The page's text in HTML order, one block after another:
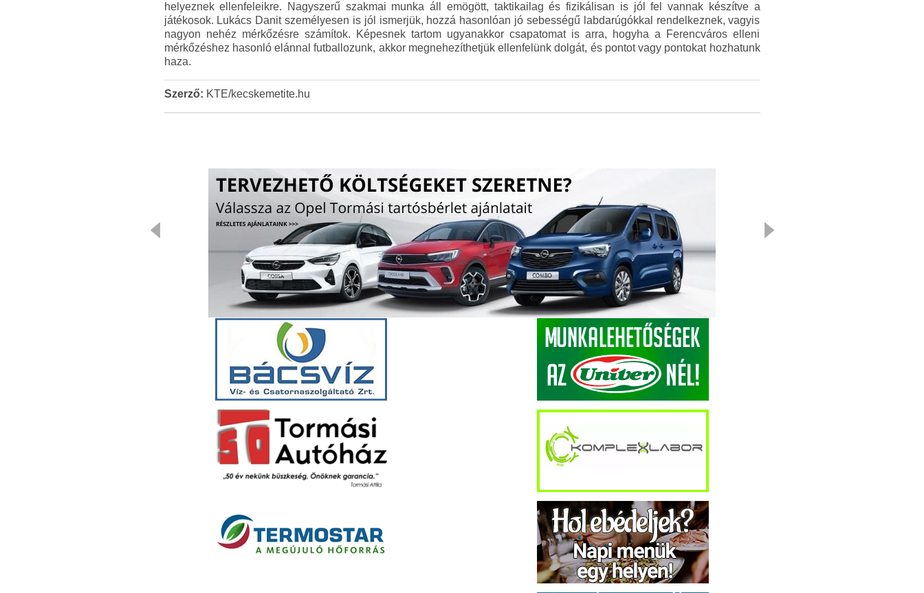
helyeznek ellenfeleikre. Nagyszerű szakmai munka áll emögött, taktikailag és fizikálisan is jól fel vannak készítve a
játékosok. Lukács Danit személyesen is jól ismerjük, hozzá hasonlóan jó sebességű labdarúgókkal rendelkeznek, vagyis
nagyon nehéz mérkőzésre számítok. Képesnek tartom ugyanakkor csapatomat is arra, hogyha a Ferencváros elleni
mérkőzéshez hasonló elánnal futballozunk, akkor megnehezíthetjük ellenfelünk dolgát, és pontot vagy pontokat hozhatunk
haza.
Szerző: KTE/kecskemetite.hu